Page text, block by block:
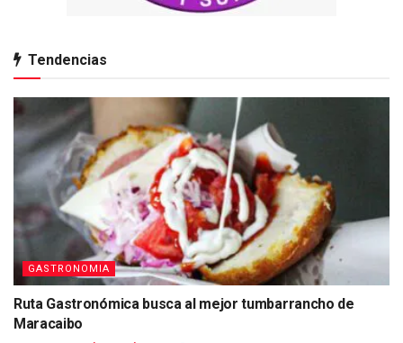
Tendencias
GASTRONOMIA
Ruta Gastronómica busca al mejor tumbarrancho de
Maracaibo